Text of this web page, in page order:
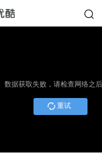
数据获取失败，请检查网络之
重试